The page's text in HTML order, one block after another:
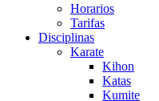
Horarios
Tarifas
Disciplinas
Karate
Kihon
Katas
Kumite